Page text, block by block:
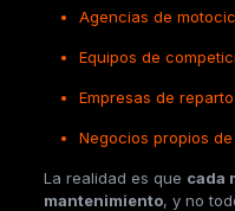
Agencias de
Equipos de
Empresas de
Negocios propios
La realidad es que cada
mantenimiento, y no